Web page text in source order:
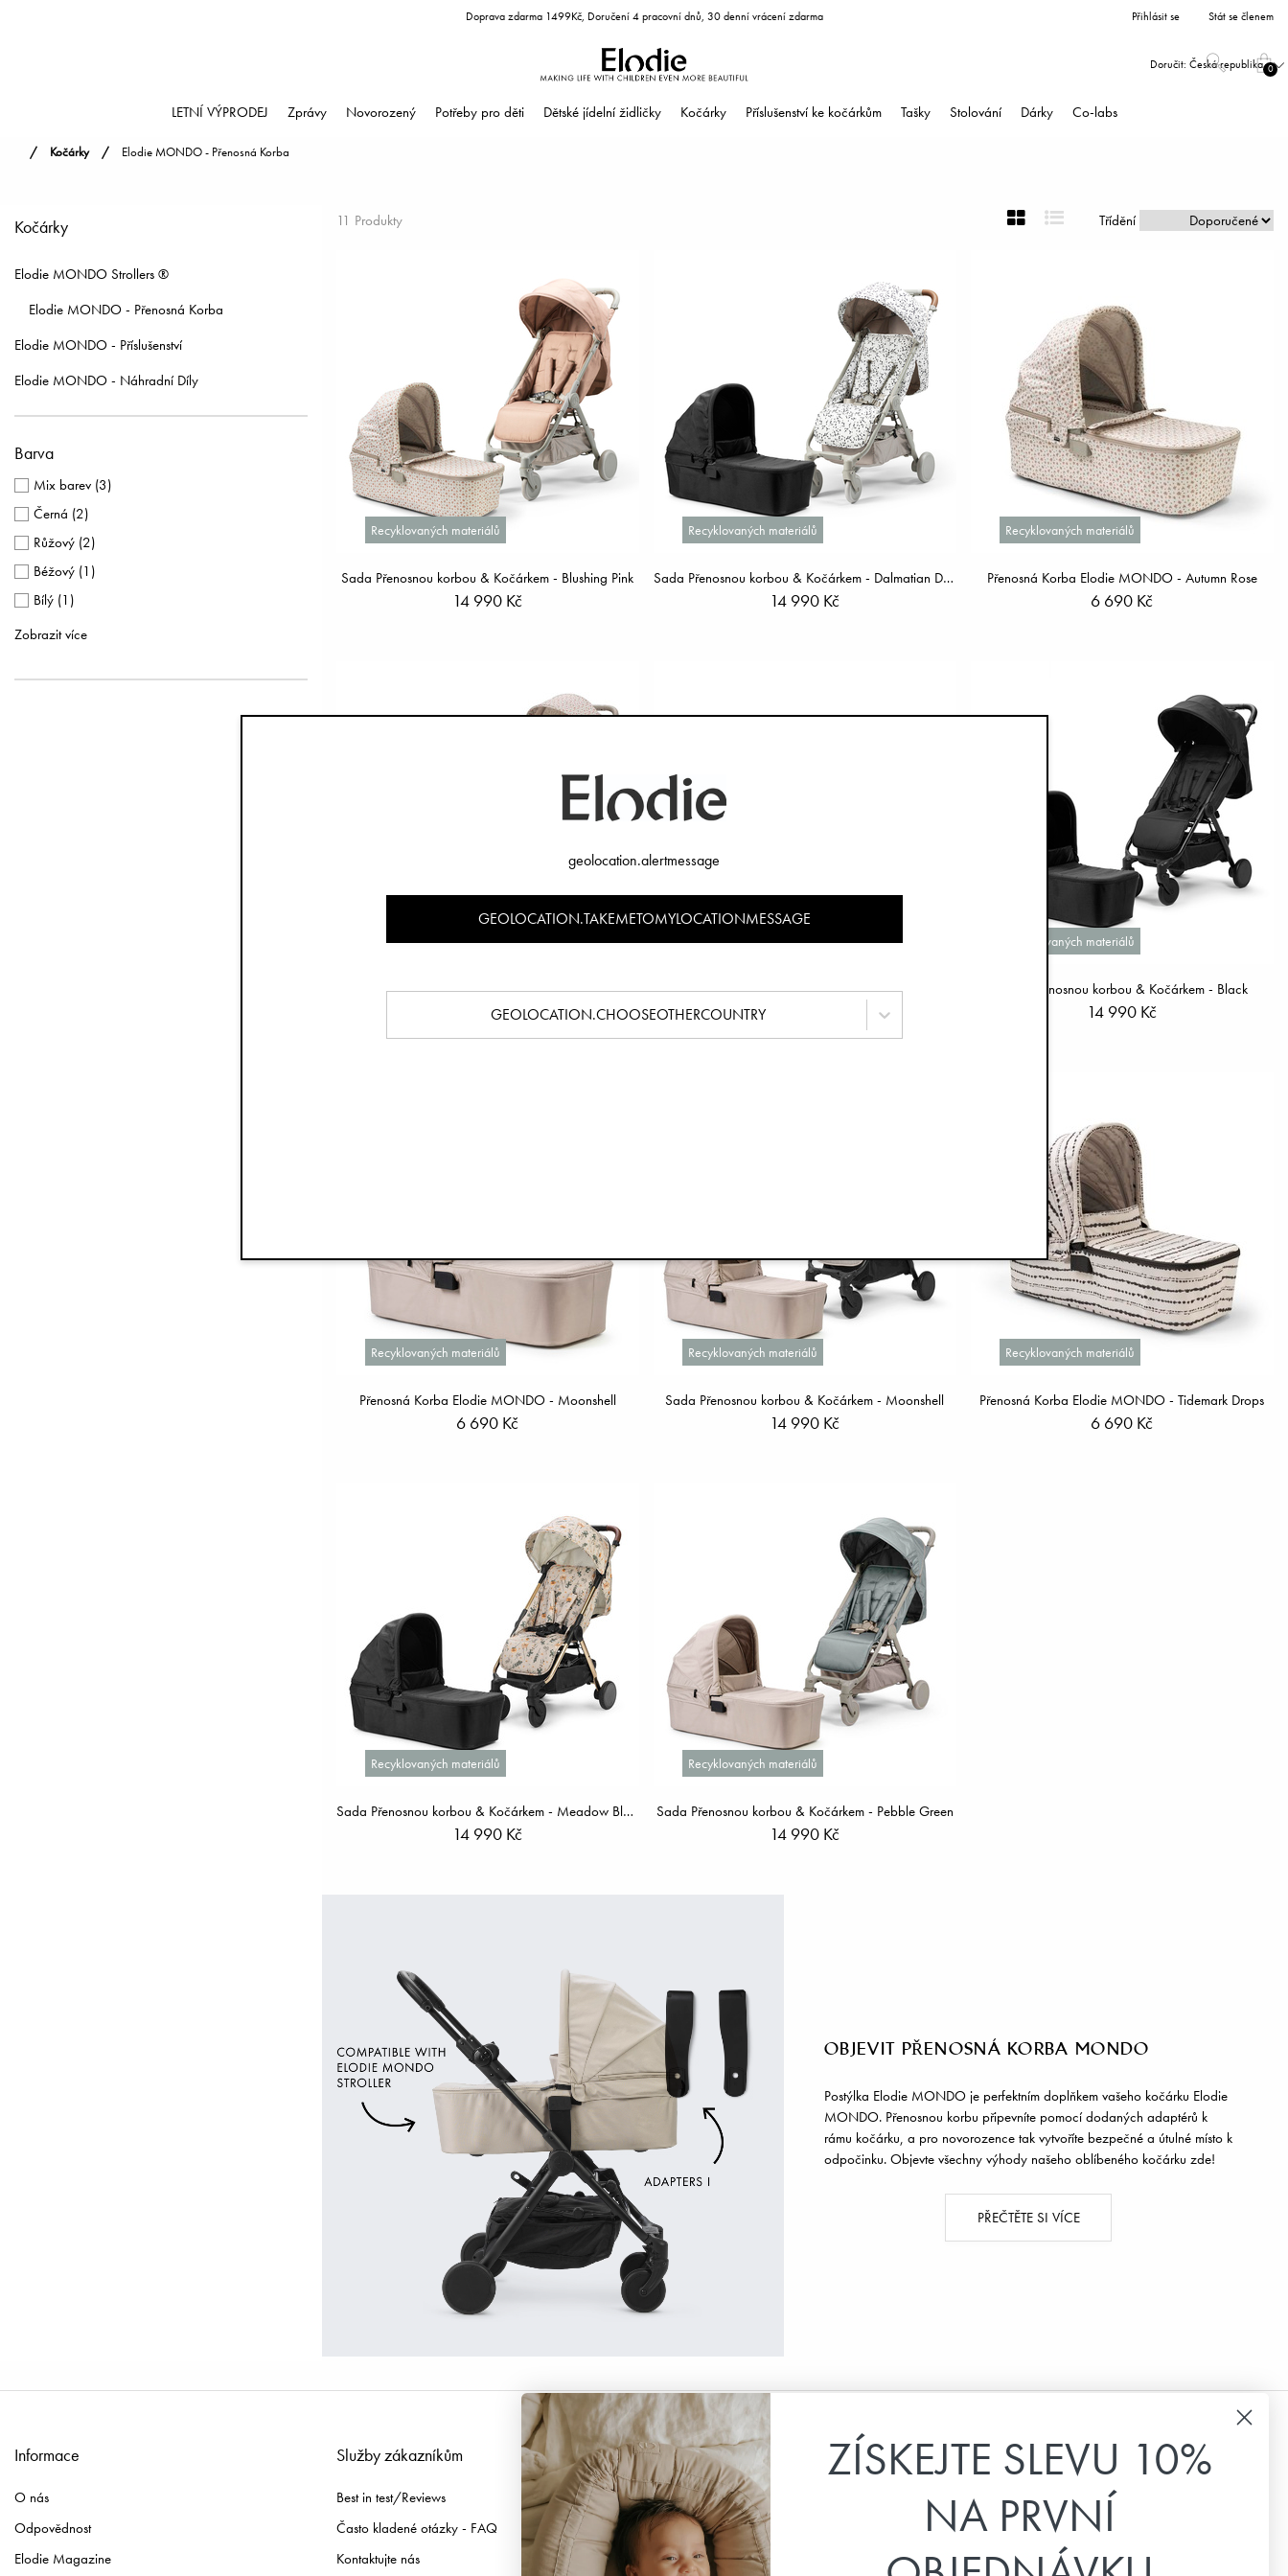
Doprava zdarma 1499Kč, Doručení 4 pracovní dnů, 30 denní vrácení zdarma Přihlásit se Stát se členem
Doručit: Česká republika 0
LETNÍ VÝPRODEJ Zprávy Novorozený Potřeby pro děti Dětské jídelní židličky Kočárky Příslušenství ke kočárkům Tašky Stolování Dárky Co-labs
Kočárky Elodie MONDO - Přenosná Korba
Kočárky
Elodie MONDO Strollers ®
Elodie MONDO - Přenosná Korba
Elodie MONDO - Příslušenství
Elodie MONDO - Náhradní Díly
Barva
Mix barev (3)
Černá (2)
Růžový (2)
Béžový (1 )
Bílý (1 )
Greige(1
Zobrazit více
11 Produkty Třídění
Recyklovaných materiálů
Sada Přenosnou korbou & Kočárkem - Blushing Pink
14 990 Kč
Recyklovaných materiálů
Sada Přenosnou korbou & Kočárkem - Dalmatian Dots
14 990 Kč
Recyklovaných materiálů
Přenosná Korba Elodie MONDO - Autumn Rose
6 690 Kč
Recyklovaných materiálů
Sada Přenosnou korbou & Kočárkem - Autumn Rose
14 990 Kč
Recyklovaných materiálů
Přenosná Korba Elodie MONDO - Black
Recyklovaných materiálů
Sada Přenosnou korbou & Kočárkem - Black
14 990 Kč
Recyklovaných materiálů
Přenosná Korba Elodie MONDO - Moonshell
6 690 Kč
Recyklovaných materiálů
Sada Přenosnou korbou & Kočárkem - Moonshell
14 990 Kč
Recyklovaných materiálů
Přenosná Korba Elodie MONDO - Tidemark Drops
6 690 Kč
Recyklovaných materiálů
Sada Přenosnou korbou & Kočárkem - Meadow Blossom
14 990 Kč
Recyklovaných materiálů
Sada Přenosnou korbou & Kočárkem - Pebble Green
14 990 Kč
OBJEVIT PŘENOSNÁ KORBA MONDO
Postýlka Elodie MONDO je perfektním doplňkem vašeho kočárku Elodie
MONDO. Přenosnou korbu připevníte pomocí dodaných adaptérů k
rámu kočárku, a pro novorozence tak vytvoříte bezpečné a útulné místo k
odpočinku. Objevte všechny výhody našeho oblíbeného kočárku zde!
PŘEČTĚTE SI VÍCE
Informace
O nás
Odpovědnost
Elodie Magazine
Služby zákazníkům
Best in test/Reviews
Často kladené otázky - FAQ
Kontaktujte nás
Následuj nás
Facebook
Instagram
TikTok
Bulletin a e-mailový marketing
Přihlaste se k odběru našeho zpravodaje a
dostávejte čerstvé novinky, speciální nabídky a
geolocation.alertmessage
GEOLOCATION.TAKEMETOMYLOCATIONMESSAGE
GEOLOCATION.CHOOSEOTHERCOUNTRY
ZÍSKEJTE SLEVU 10%
NA PRVNÍ